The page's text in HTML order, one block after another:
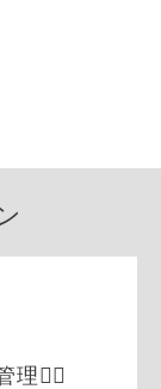
理☝🏻